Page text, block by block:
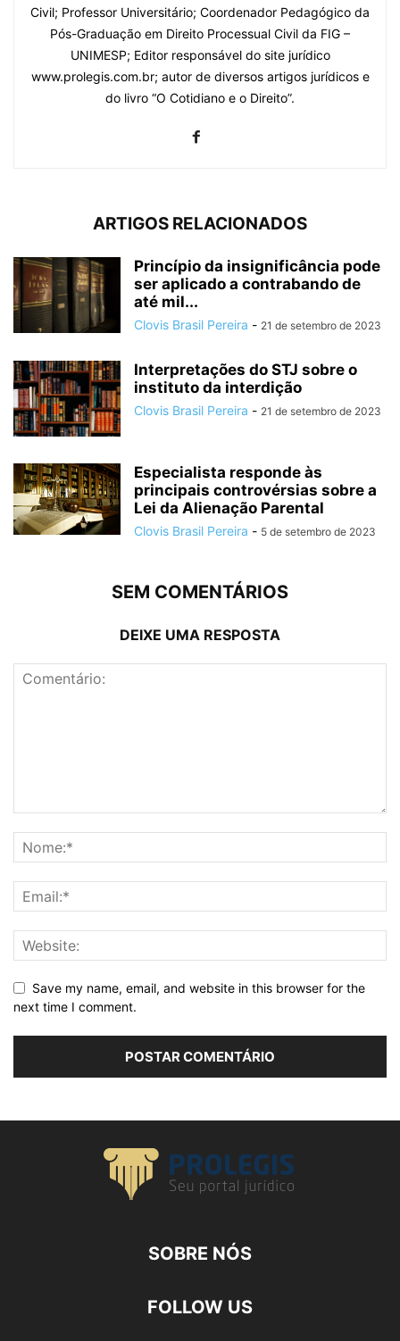
Civil; Professor Universitário; Coordenador Pedagógico da
Pós-Graduação em Direito Processual Civil da FIG –
UNIMESP; Editor responsável do site jurídico
www.prolegis.com.br; autor de diversos artigos jurídicos e
do livro “O Cotidiano e o Direito”.
ARTIGOS RELACIONADOS
Princípio da insignificância pode
ser aplicado a contrabando de
até mil...
Clovis Brasil Pereira - 21 de setembro de 2023
Interpretações do STJ sobre o
instituto da interdição
Clovis Brasil Pereira - 21 de setembro de 2023
Especialista responde às
principais controvérsias sobre a
Lei da Alienação Parental
Clovis Brasil Pereira - 5 de setembro de 2023
SEM COMENTÁRIOS
DEIXE UMA RESPOSTA
Save my name, email, and website in this browser for the
next time I comment.
SOBRE NÓS
FOLLOW US